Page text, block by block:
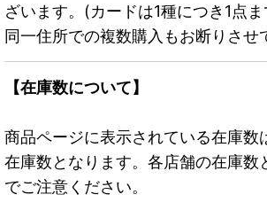
ざいます。(カードは1種につき1点ま
同一住所での複数購入もお断りさせ
【在庫数について】
商品ページに表示されている在庫数
在庫数となります。各店舗の在庫数
でご注意ください。